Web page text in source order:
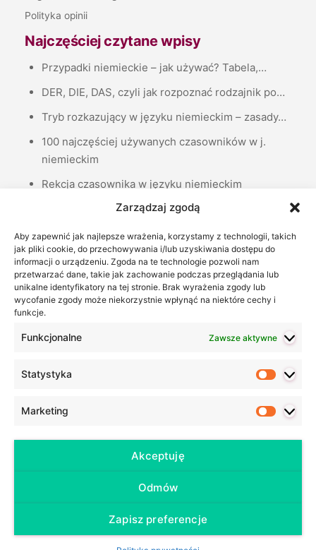
Zarządzaj zgodą
Aby zapewnić jak najlepsze wrażenia, korzystamy z technologii, takich
jak pliki cookie, do przechowywania i/lub uzyskiwania dostępu do
informacji o urządzeniu. Zgoda na te technologie pozwoli nam
przetwarzać dane, takie jak zachowanie podczas przeglądania lub
unikalne identyfikatory na tej stronie. Brak wyrażenia zgody lub
wycofanie zgody może niekorzystnie wpłynąć na niektóre cechy i
funkcje.
Funkcjonalne Zawsze aktywne
Statystyka
Marketing
Akceptuję
Odmów
Zapisz preferencje
Polityka opinii
Najczęściej czytane wpisy
Przypadki niemieckie – jak używać? Tabela,…
DER, DIE, DAS, czyli jak rozpoznać rodzajnik po…
Tryb rozkazujący w języku niemieckim – zasady…
100 najczęściej używanych czasowników w j.
niemieckim
Rekcja czasownika w języku niemieckim
Strona bierna (das Passiv) w języku niemieckim
Liczebniki porządkowe, czyli jak podawać daty w…
Zaimki dzierżawcze w języku niemieckim –…
Życzenia noworoczne po niemiecku – 37
propozycji
Co pomaga w nauce języka niemieckiego (i nie tylko)?
50 podstawowych przymiotników w języku niemieckim –
wraz z przykładami zdań